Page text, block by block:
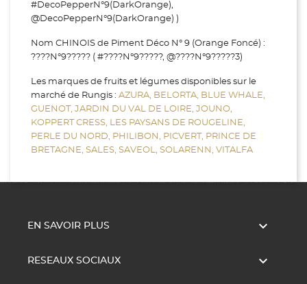
#DecoPepperN°9(DarkOrange),
@DecoPepperN°9(DarkOrange) )
Nom CHINOIS de Piment Déco N° 9 (Orange Foncé) :
????N°9????? ( #????N°9?????, @????N°9?????3)
Les marques de fruits et légumes disponibles sur le
marché de Rungis : AZURA, BELORTA, BLUE WHALE,
GUENOT, JARDIN DU VAL DE LOIRE, JOUNO,
KOPPERT CRESS, LES PAYSANS DE ROUGELINE,
PERLE DU NORD, PHILIBON, PICVERT, PRINCE DE
BRETAGNE, SALES, SAVEOL, SOLARENN, VITALFA
EN SAVOIR PLUS 
RESEAUX SOCIAUX 